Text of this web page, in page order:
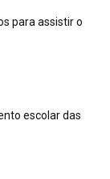
para assistir o
escolar das